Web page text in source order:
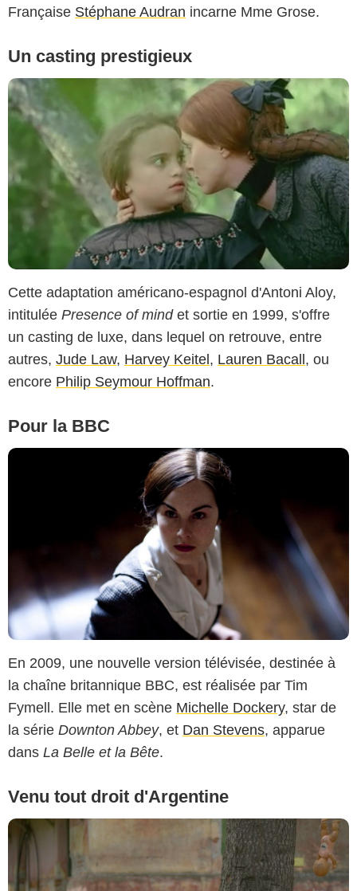
Française Stéphane Audran incarne Mme Grose.
Un casting prestigieux
Cette adaptation américano-espagnol d'Antoni Aloy,
intitulée Presence of mindet sortie en 1999, s'offre
un casting de luxe, dans lequel on retrouve, entre
autres, Jude Law, Harvey Keitel , Lauren Bacall , ou
encore Philip Seymour Hoffman.
Pour la BBC
En 2009, une nouvelle version télévisée, destinée à
la chaîne britannique BBC, est réalisée par Tim
Fymell. Elle met en scène Michelle Dockery, star de
la série Downton Abbey, et Dan Stevens, apparue
dans La Belle et la Bête.
Venu tout droit d'Argentine